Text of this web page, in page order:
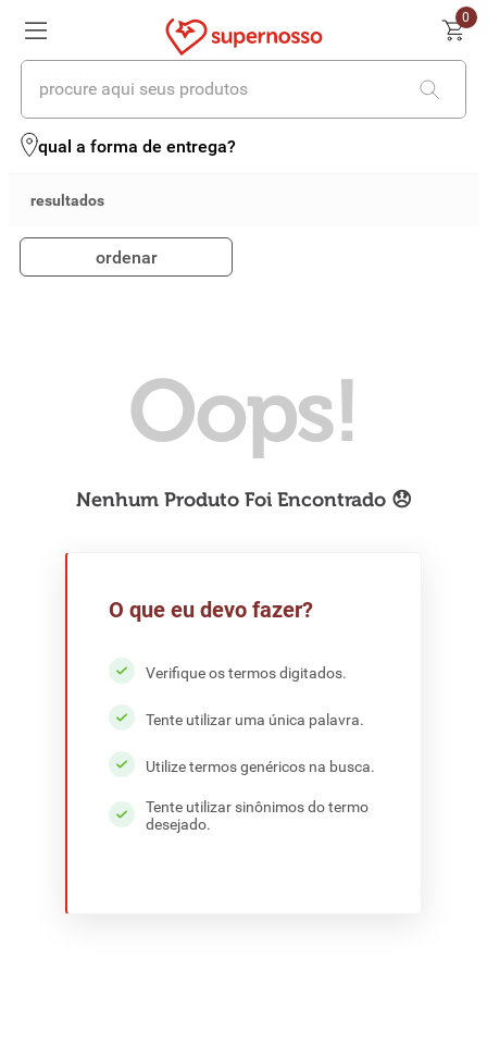
0
procure aqui seus produtos
qual a forma de entrega?
ordenar
Oops!
O que eu devo fazer?
Verifique os termos digitados.
Tente utilizar uma única palavra.
Utilize termos genéricos na busca.
Tente utilizar sinônimos do termo
desejado.
termos mais buscados
cafe
detergente